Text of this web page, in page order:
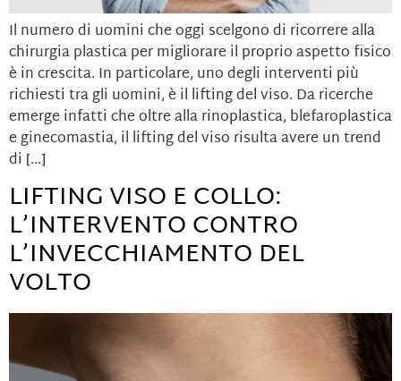
Il numero di uomini che oggi scelgono di ricorrere alla
chirurgia plastica per migliorare il proprio aspetto fisico
è in crescita. In particolare, uno degli interventi più
richiesti tra gli uomini, è il lifting del viso. Da ricerche
emerge infatti che oltre alla rinoplastica, blefaroplastica
e ginecomastia, il lifting del viso risulta avere un trend
di […]
LIFTING VISO E COLLO:
L’INTERVENTO CONTRO
L’INVECCHIAMENTO DEL
VOLTO